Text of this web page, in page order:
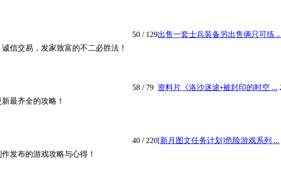
信交易，发家致富的不二必胜法！
50 / 129出售一套士兵装备另出售俩只可练
最齐全的攻略！
58 / 79 资料片《洛沙迷途•被封印的时空 ...
发布的游戏攻略与心得！
40 / 220[新月图文任务计划]危险游戏系列 ...